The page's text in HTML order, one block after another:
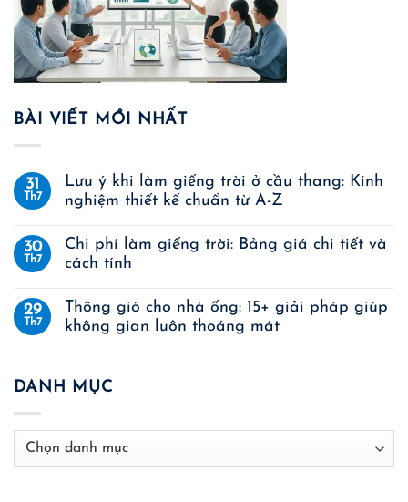
BÀI VIẾT MỚI NHẤT
31
Th7
Lưu ý khi làm giếng trời ở cầu thang: Kinh
nghiệm thiết kế chuẩn từ A-Z
30
Th7
Chi phí làm giếng trời: Bảng giá chi tiết và
cách tính
29
Th7
Thông gió cho nhà ống: 15+ giải pháp giúp
không gian luôn thoáng mát
DANH MỤC
Danh
mục